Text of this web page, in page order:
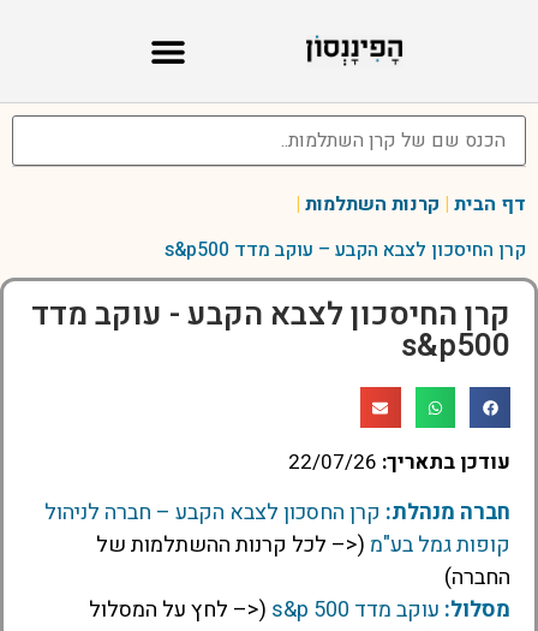
דף הבית | קרנות השתלמות |
קרן החיסכון לצבא הקבע – עוקב מדד s&p500
קרן החיסכון לצבא הקבע - עוקב מדד
s&p500
עודכן בתאריך: 22/07/26
חברה מנהלת: קרן החסכון לצבא הקבע – חברה לניהול
קופות גמל בע"מ (<– לכל קרנות ההשתלמות של
החברה)
מסלול: עוקב מדד s&p 500
(<– לחץ על המסלול